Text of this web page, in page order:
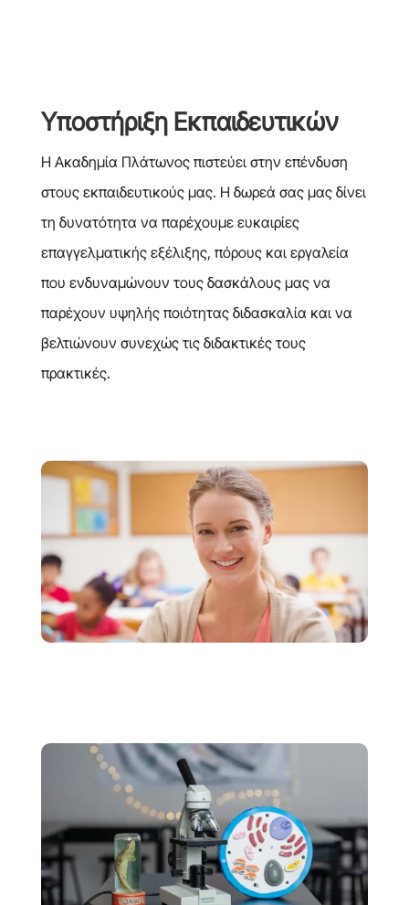
Υποστήριξη Εκπαιδευτικών
Η Ακαδημία Πλάτωνος πιστεύει στην επένδυση
στους εκπαιδευτικούς μας. Η δωρεά σας μας δίνει
τη δυνατότητα να παρέχουμε ευκαιρίες
επαγγελματικής εξέλιξης, πόρους και εργαλεία
που ενδυναμώνουν τους δασκάλους μας να
παρέχουν υψηλής ποιότητας διδασκαλία και να
βελτιώνουν συνεχώς τις διδακτικές τους
πρακτικές.